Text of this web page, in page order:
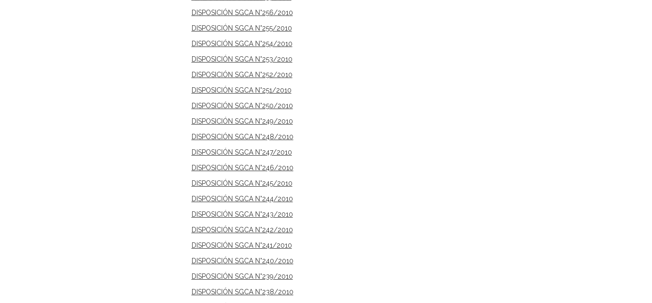
DISPOSICIÓN SGCA N°256/2010
DISPOSICIÓN SGCA N°255/2010
DISPOSICIÓN SGCA N°254/2010
DISPOSICIÓN SGCA N°253/2010
DISPOSICIÓN SGCA N°252/2010
DISPOSICIÓN SGCA N°251/2010
DISPOSICIÓN SGCA N°250/2010
DISPOSICIÓN SGCA N°249/2010
DISPOSICIÓN SGCA N°248/2010
DISPOSICIÓN SGCA N°247/2010
DISPOSICIÓN SGCA N°246/2010
DISPOSICIÓN SGCA N°245/2010
DISPOSICIÓN SGCA N°244/2010
DISPOSICIÓN SGCA N°243/2010
DISPOSICIÓN SGCA N°242/2010
DISPOSICIÓN SGCA N°241/2010
DISPOSICIÓN SGCA N°240/2010
DISPOSICIÓN SGCA N°239/2010
DISPOSICIÓN SGCA N°238/2010